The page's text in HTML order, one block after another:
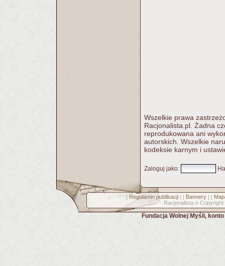
Wszelkie prawa
Racjonalista.pl. Żadna
reprodukowana ani
autorskich. Wszelkie
kodeksie karnym i
Zaloguj jako:
[ Regulamin publikacji] [ Bannery] [
Racjonalista © Copyright
Fundacja Wolnej Myśli,